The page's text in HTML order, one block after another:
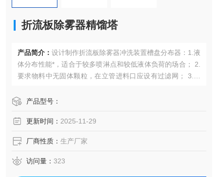
折流板除雾器精馏塔
产品简介： 设计制作折流板除雾器冲洗装置槽盘分布器：1.液
体分布性能*，适合于较多喷淋点和较低液体负荷的场合； 2.
要求物料中无固体颗粒，在立管进料口应设有过滤网； 3.列
采用双排管式液体分布器； 5.适合大、中、小型塔中采
产品型号：
更新时间： 2025-11-29
厂商性质： 生产厂家
访问量： 323